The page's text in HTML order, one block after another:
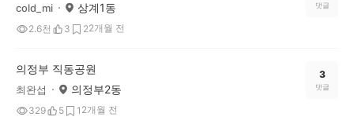
cold_mi 상계1동
2.6천 3 22개월 전
댓글
의정부 직동공원
최완섭 의정부2동
329 5 1 2개월 전
3
댓글